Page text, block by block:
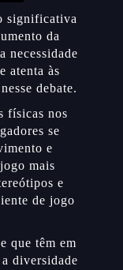
significativa
da
necessidade
atenta às
debate.
físicas nos
se
e
mais
e
de jogo
que têm em
diversidade